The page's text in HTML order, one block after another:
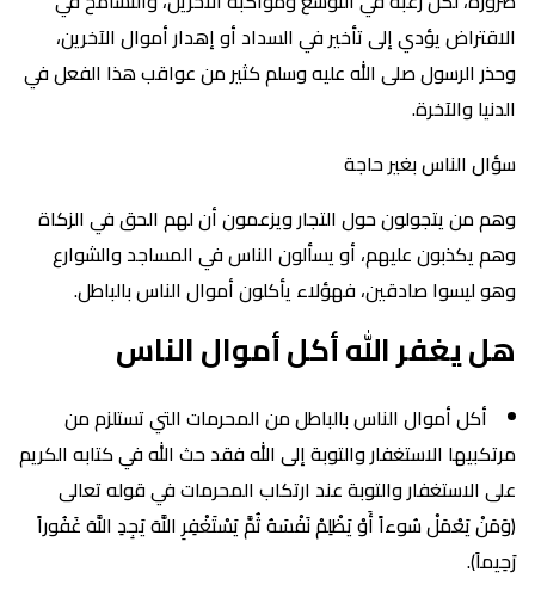
الاقتراض يؤدي إلى تأخير في السداد أو إهدار أموال الآخرين،
وحذر الرسول صلى الله عليه وسلم كثير من عواقب هذا الفعل في
الدنيا والآخرة.
سؤال الناس بغير حاجة
وهم من يتجولون حول التجار ويزعمون أن لهم الحق في الزكاة
وهم يكذبون عليهم، أو يسألون الناس في المساجد والشوارع
وهو ليسوا صادقين، فهؤلاء يأكلون أموال الناس بالباطل.
هل يغفر الله أكل أموال الناس
أكل أموال الناس بالباطل من المحرمات التي تستلزم من
مرتكبيها الاستغفار والتوبة إلى الله فقد حث الله في كتابه الكريم
على الاستغفار والتوبة عند ارتكاب المحرمات في قوله تعالى
(وَمَنْ يَعْمَلْ سُوءاً أَوْ يَظْلِمْ نَفْسَهُ ثُمَّ يَسْتَغْفِرِ اللَّهَ يَجِدِ اللَّهَ غَفُوراً
رَحِيماً).